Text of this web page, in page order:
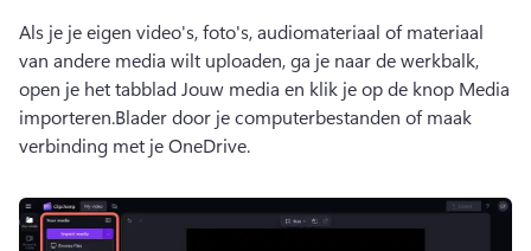
Als je je eigen video's, foto's, audiomateriaal of materiaal
van andere media wilt uploaden, ga je naar de werkbalk,
open je het tabblad Jouw media en klik je op de knop Media
importeren.Blader door je computerbestanden of maak
verbinding met je OneDrive.